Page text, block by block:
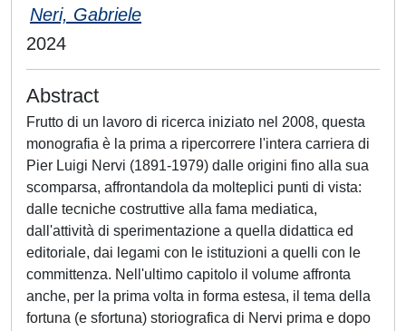
Neri, Gabriele
2024
Abstract
Frutto di un lavoro di ricerca iniziato nel 2008, questa
monografia è la prima a ripercorrere l'intera carriera di
Pier Luigi Nervi (1891-1979) dalle origini fino alla sua
scomparsa, affrontandola da molteplici punti di vista:
dalle tecniche costruttive alla fama mediatica,
dall'attività di sperimentazione a quella didattica ed
editoriale, dai legami con le istituzioni a quelli con le
committenza. Nell'ultimo capitolo il volume affronta
anche, per la prima volta in forma estesa, il tema della
fortuna (e sfortuna) storiografica di Nervi prima e dopo